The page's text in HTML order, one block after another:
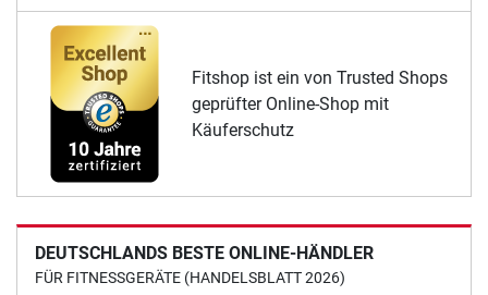
Fitshop ist ein von Trusted Shops
geprüfter Online-Shop mit
Käuferschutz
DEUTSCHLANDS BESTE ONLINE-HÄNDLER
FÜR FITNESSGERÄTE (HANDELSBLATT 2026)